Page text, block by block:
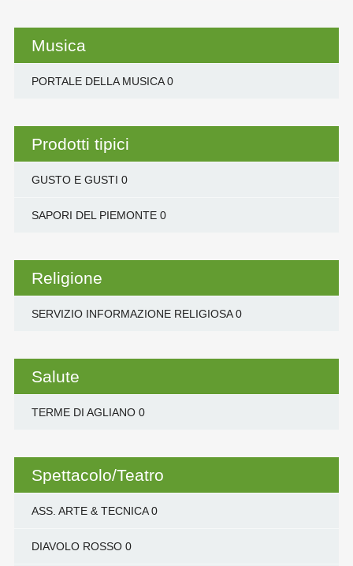
Musica
PORTALE DELLA MUSICA0
Prodotti tipici
GUSTO E GUSTI 0
SAPORI DEL PIEMONTE0
Religione
SERVIZIO INFORMAZIONE RELIGIOSA0
Salute
TERME DI AGLIANO0
Spettacolo/Teatro
ASS. ARTE & TECNICA0
DIAVOLO ROSSO0